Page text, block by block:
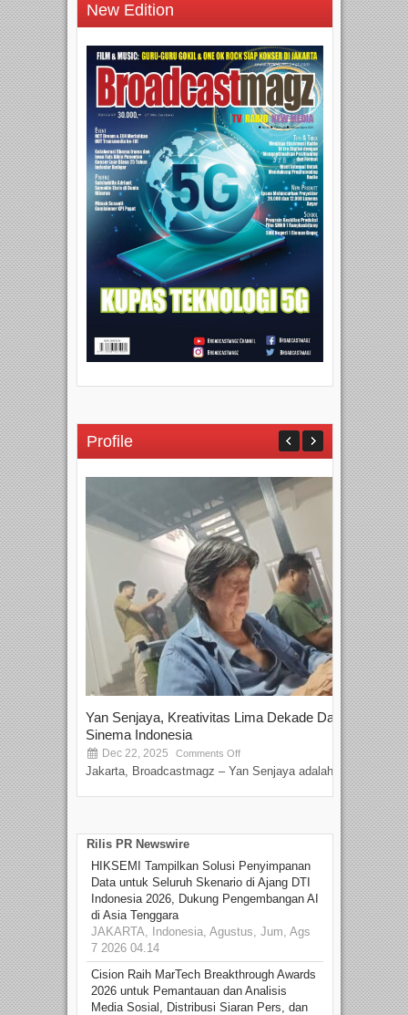
New Edition
Profile
Yan Senjaya, Kreativitas Lima Dekade Dalam
Sinema Indonesia
Dec 22, 2025 Comments Off
Jakarta, Broadcastmagz – Yan Senjaya adalah...
Rilis PR Newswire
HIKSEMI Tampilkan Solusi Penyimpanan
Data untuk Seluruh Skenario di Ajang DTI
Indonesia 2026, Dukung Pengembangan AI
di Asia Tenggara
JAKARTA, Indonesia, Agustus, Jum, Ags
7 2026 04.14
Cision Raih MarTech Breakthrough Awards
2026 untuk Pemantauan dan Analisis
Media Sosial, Distribusi Siaran Pers, dan